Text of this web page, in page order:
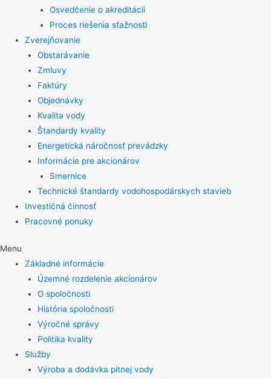
Osvedčenie o akreditácii
Proces riešenia sťažnosti
Zverejňovanie
Obstarávanie
Zmluvy
Faktúry
Objednávky
Kvalita vody
Štandardy kvality
Energetická náročnosť prevádzky
Informácie pre akcionárov
Smernice
Technické štandardy vodohospodárskych stavieb
Investičná činnosť
Pracovné ponuky
Menu
Základné informácie
Územné rozdelenie akcionárov
O spoločnosti
História spoločnosti
Výročné správy
Politika kvality
Služby
Výroba a dodávka pitnej vody